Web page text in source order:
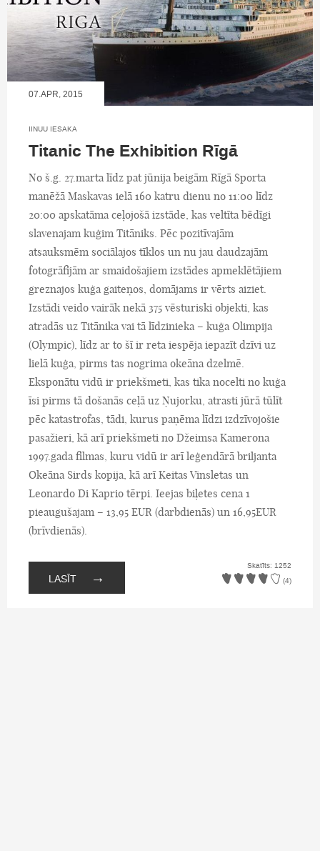
07.APR, 2015
IINUU IESAKA
Titanic The Exhibition Rīgā
No š.g. 27.marta līdz pat jūnija beigām Rīgā Sporta
manēžā Maskavas ielā 160 katru dienu no 11:00 līdz
20:00 apskatāma ceļojošā izstāde, kas veltīta bēdīgi
slavenajam kuģim Titāniks. Pēc pozitīvajām
atsauksmēm sociālajos tīklos un nu jau daudzajām
fotogrāfijām ar smaidošajiem izstādes apmeklētājiem
greznajos kuģa gaiteņos, domājams ir vērts aiziet.
Izstādi veido vairāk nekā 375 vēsturiski objekti, kas
atradās uz Titānika vai tā līdzinieka – kuģa Olimpija
(Olympic), līdz ar to šī ir reta iespēja iepazīt dzīvi uz
lielā kuģa, pirms tas nogrima okeāna dzelmē.
Eksponātu vidū ir priekšmeti, kas tika nocelti no kuģa
īsi pirms tā došanās ceļā uz Ņujorku, atrasti jūrā tūlīt
pēc katastrofas, tādi, kurus paņēma līdzi izdzīvojošie
pasažieri, kā arī priekšmeti no Džeimsa Kamerona
1997.gada filmas, kuru vidū ir arī leģendārā briljanta
Okeāna Sirds kopija, kā arī Keitas Vinsletas un
Leonardo Di Kaprio tērpi. Ieejas biļetes cena 1
pieaugušajam – 13,95 EUR (darbdienās) un 16,95EUR
(brīvdienās).
LASĪT →
Skatīts: 1252
(4)